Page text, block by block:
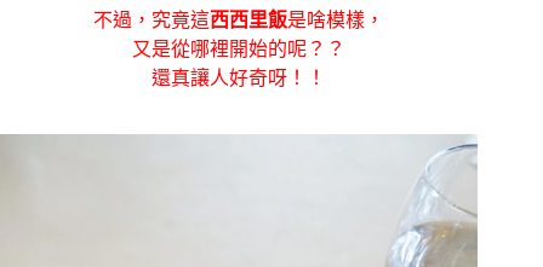
不過，究竟這西西里飯是啥模樣，
又是從哪裡開始的呢？？
還真讓人好奇呀！！